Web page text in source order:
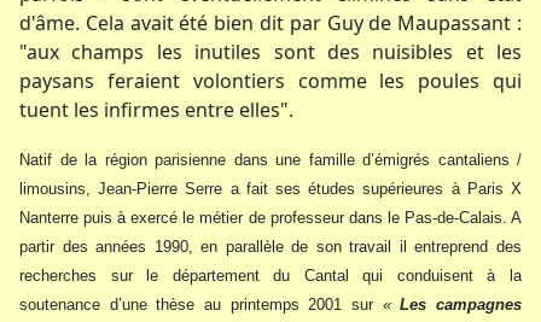
d'âme. Cela avait été bien dit par Guy de Maupassant :
"aux champs les inutiles sont des nuisibles et les
paysans feraient volontiers comme les poules qui
tuent les infirmes entre elles".
Natif de la région parisienne dans une famille d’émigrés cantaliens /
limousins, Jean-Pierre Serre a fait ses études supérieures à Paris X
Nanterre puis à exercé le métier de professeur dans le Pas-de-Calais. A
partir des années 1990, en parallèle de son travail il entreprend des
recherches sur le département du Cantal qui conduisent à la
soutenance d’une thèse au printemps 2001 sur «Les campagnes